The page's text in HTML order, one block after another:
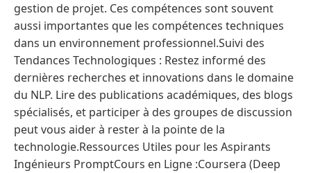
gestion de projet. Ces compétences sont souvent
aussi importantes que les compétences techniques
dans un environnement professionnel.Suivi des
Tendances Technologiques : Restez informé des
dernières recherches et innovations dans le domaine
du NLP. Lire des publications académiques, des blogs
spécialisés, et participer à des groupes de discussion
peut vous aider à rester à la pointe de la
technologie.Ressources Utiles pour les Aspirants
Ingénieurs PromptCours en Ligne :Coursera (Deep